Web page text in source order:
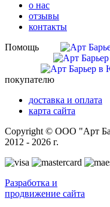
о нас
отзывы
контакты
Помощь
покупателю
доставка и оплата
карта сайта
Copyright © ООО "Арт
2012 - 2026 г.
Разработка и
продвижение сайта